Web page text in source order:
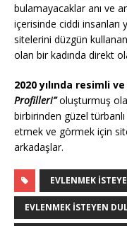
bulamayacaklar anı ve
içerisinde ciddi insanları
sitelerini düzgün
olan bir kadında direkt
2020 yılında resimli
Profilleri”oluşturmuş
birbirinden güzel türbanlı
etmek ve görmek için
arkadaşlar.
EVLENMEK
EVLENMEK İSTEYEN